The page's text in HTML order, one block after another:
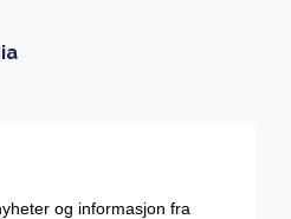
og informasjon fra